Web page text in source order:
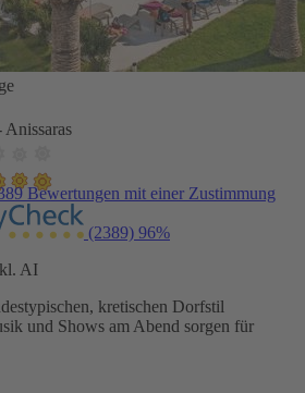
Bewertungen mit einer Zustimmung
(2389) 96%
AI
kretischen Dorfstil
und Shows am Abend sorgen für